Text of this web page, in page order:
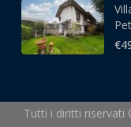
Tutti i diritti riservati